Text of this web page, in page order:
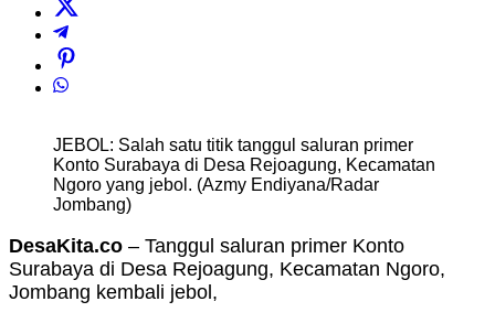
JEBOL: Salah satu titik tanggul saluran primer
Konto Surabaya di Desa Rejoagung, Kecamatan
Ngoro yang jebol. (Azmy Endiyana/Radar
Jombang)
DesaKita.co – Tanggul saluran primer Konto
Surabaya di Desa Rejoagung, Kecamatan Ngoro,
Jombang kembali jebol,